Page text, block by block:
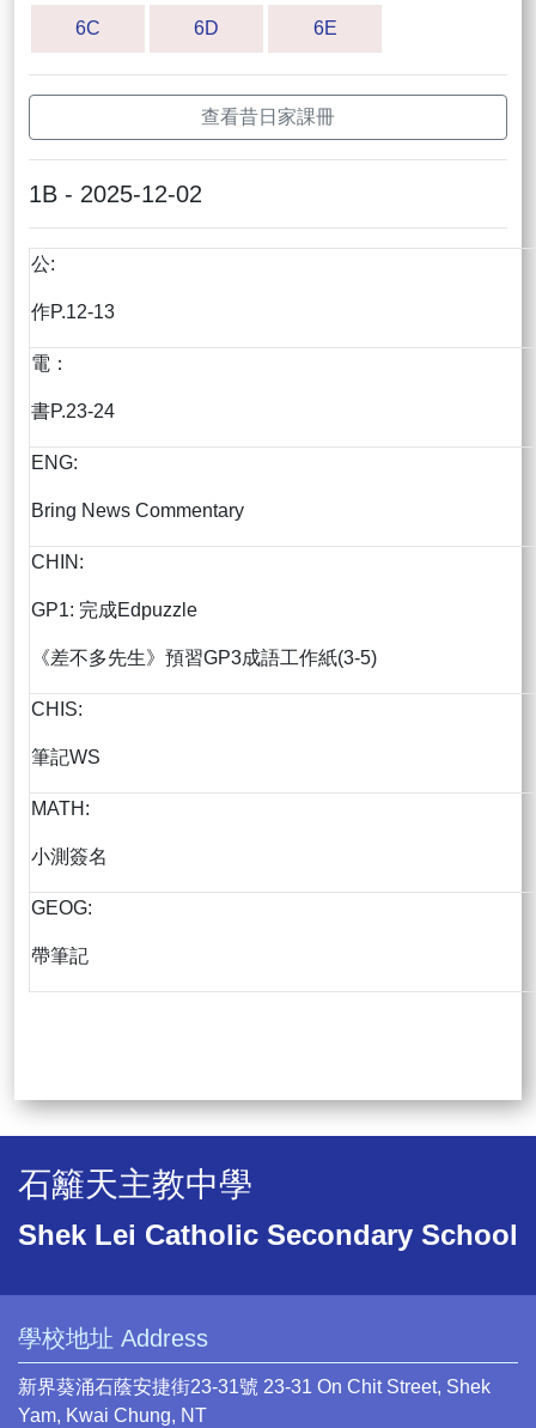
6C 6D 6E
查看昔日家課冊
1B - 2025-12-02
公:
作P.12-13
電：
書P.23-24
ENG:
Bring News Commentary
CHIN:
GP1: 完成Edpuzzle
《差不多先生》預習GP3成語工作紙(3-5)
CHIS:
筆記WS
MATH:
小測簽名
GEOG:
帶筆記
石籬天主教中學
Shek Lei Catholic Secondary School
學校地址 Address
新界葵涌石蔭安捷街23-31號 23-31 On Chit Street, Shek
Yam, Kwai Chung, NT